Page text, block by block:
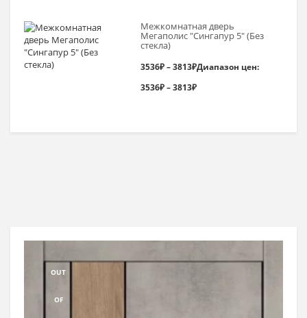
Межкомнатная дверь
Мегаполис "Сингапур 5" (Без
стекла)
3536₽–3813₽Диапазон цен:
3536₽ – 3813₽
OUT
OF